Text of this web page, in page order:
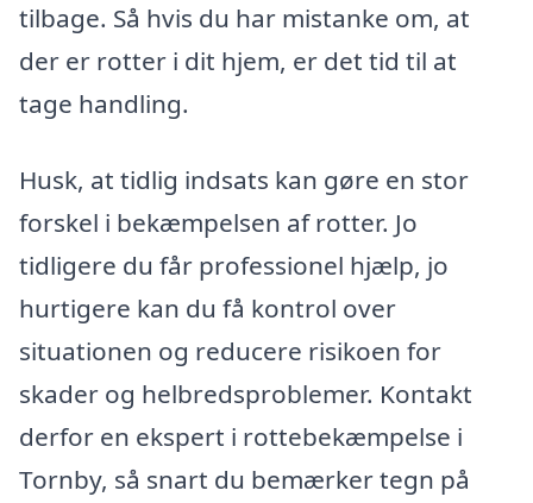
tilbage. Så hvis du har mistanke om, at
der er rotter i dit hjem, er det tid til at
tage handling.
Husk, at tidlig indsats kan gøre en stor
forskel i bekæmpelsen af rotter. Jo
tidligere du får professionel hjælp, jo
hurtigere kan du få kontrol over
situationen og reducere risikoen for
skader og helbredsproblemer. Kontakt
derfor en ekspert i rottebekæmpelse i
Tornby, så snart du bemærker tegn på